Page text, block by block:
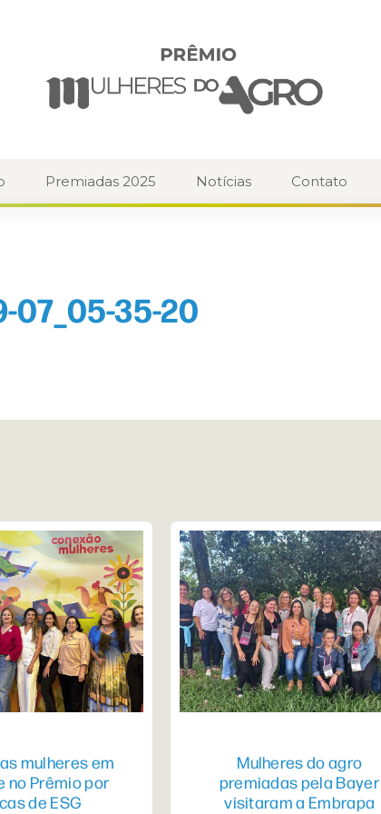
Premiadas 2025 Notícias Contato
35-20
mulheres em
no Prêmio por
de ESG
Mulheres do agro
premiadas pela Bayer
visitaram a Embrapa